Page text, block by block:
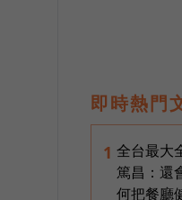
即時熱門
1 全台最大
篤昌：還
何把餐廳